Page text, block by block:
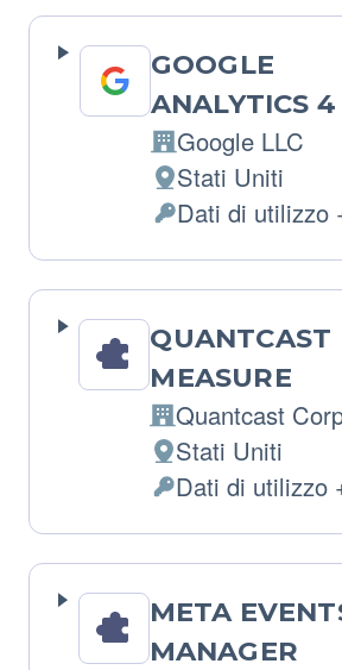
GOOGLE
ANALYTICS 4
Azienda:
Google LLC
Luogo
del
trattamento:
Stati Uniti
Dati
Personali
trattati:
Dati di utilizzo
QUANTCAST
MEASURE
Azienda:
Quantcast
Luogo
del
trattamento:
Stati Uniti
Dati
Personali
trattati:
Dati di utilizzo
META
MANAGER